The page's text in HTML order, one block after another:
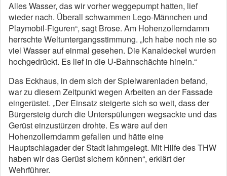
Alles Wasser, das wir vorher weggepumpt hatten, lief
wieder nach. Überall schwammen Lego-Männchen und
Playmobil-Figuren“, sagt Brose. Am Hohenzollerndamm
herrschte Weltuntergangsstimmung. „Ich habe noch nie so
viel Wasser auf einmal gesehen. Die Kanaldeckel wurden
hochgedrückt. Es lief in die U-Bahn­schächte hinein.“
Das Eckhaus, in dem sich der Spielwarenladen befand,
war zu diesem Zeitpunkt wegen Arbeiten an der Fassade
eingerüstet. „Der Einsatz steigerte sich so weit, dass der
Bürgersteig durch die Unterspülungen wegsackte und das
Gerüst einzustürzen drohte. Es wäre auf den
Hohenzollerndamm gefallen und hätte eine
Hauptschlagader der Stadt lahmgelegt. Mit Hilfe des THW
haben wir das Gerüst sichern können“, erklärt der
Wehrführer.